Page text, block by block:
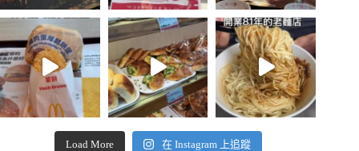
Load More 在 Instagram 上追蹤